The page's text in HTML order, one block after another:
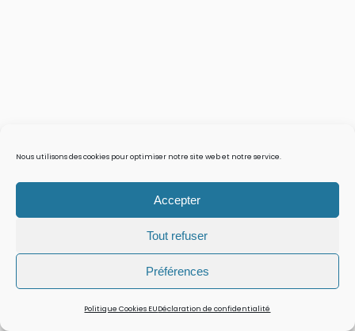
Nous utilisons des cookies pour optimiser notre site web et notre service.
Accepter
Tout refuser
Préférences
Politique Cookies EUDéclaration de confidentialité